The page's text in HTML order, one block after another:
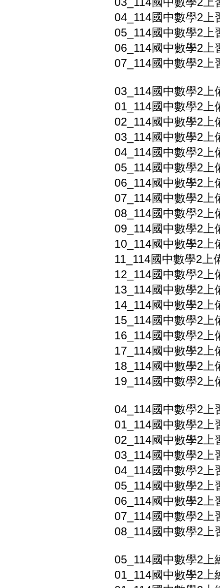
04_114國中數學2上
05_114國中數學2上
06_114國中數學2上
07_114國中數學2上
03_114國中數學2上
01_114國中數學2上
02_114國中數學2上
03_114國中數學2上
04_114國中數學2上
05_114國中數學2上
06_114國中數學2上
07_114國中數學2上
08_114國中數學2上
09_114國中數學2上
10_114國中數學2上
11_114國中數學2上
12_114國中數學2上
13_114國中數學2上
14_114國中數學2上
15_114國中數學2上
16_114國中數學2上
17_114國中數學2上
18_114國中數學2上
19_114國中數學2上
04_114國中數學2上
01_114國中數學2上
02_114國中數學2上
03_114國中數學2上
04_114國中數學2上
05_114國中數學2上
06_114國中數學2上
07_114國中數學2上
08_114國中數學2上
05_114國中數學2上
01_114國中數學2上